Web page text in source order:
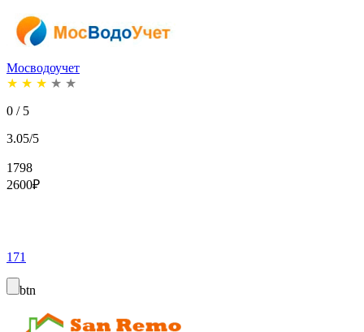
Мосводоучет
★ ★ ★ ★ ★
0 / 5
3.05/5
1798
2600₽
171
btn